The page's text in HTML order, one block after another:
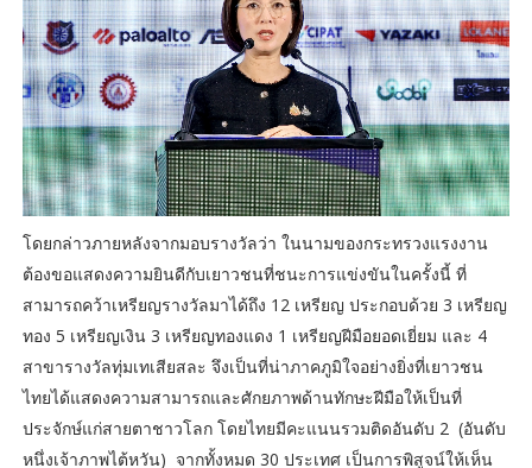
โดยกล่าวภายหลังจากมอบรางวัลว่า ในนามของกระทรวงแรงงาน
ต้องขอแสดงความยินดีกับเยาวชนที่ชนะการแข่งขันในครั้งนี้ ที่
สามารถคว้าเหรียญรางวัลมาได้ถึง 12 เหรียญ ประกอบด้วย 3 เหรียญ
ทอง 5 เหรียญเงิน 3 เหรียญทองแดง 1 เหรียญฝีมือยอดเยี่ยม และ 4
สาขารางวัลทุ่มเทเสียสละ จึงเป็นที่น่าภาคภูมิใจอย่างยิ่งที่เยาวชน
ไทยได้แสดงความสามารถและศักยภาพด้านทักษะฝีมือให้เป็นที่
ประจักษ์แก่สายตาชาวโลก โดยไทยมีคะแนนรวมติดอันดับ 2 (อันดับ
หนึ่งเจ้าภาพไต้หวัน) จากทั้งหมด 30 ประเทศ เป็นการพิสูจน์ให้เห็น